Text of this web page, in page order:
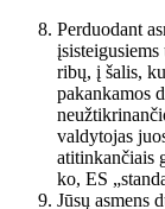
Perduodant
ribų, į šalis,
pakankamos
valdytojas
atitinkančiais
ko, ES
Jūsų asmens